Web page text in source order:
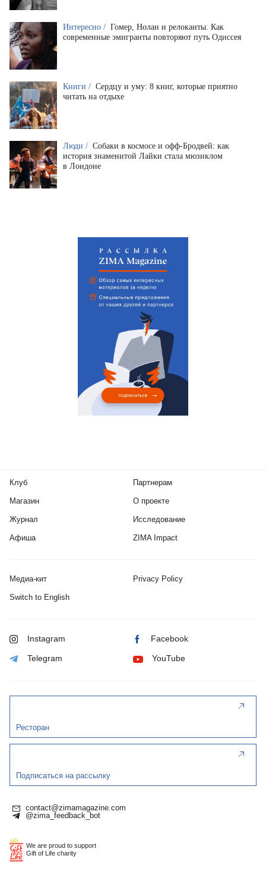
Интересно / Гомер, Нолан и релоканты. Как
современные эмигранты повторяют путь Одиссея
Книги / Сердцу и уму: 8 книг, которые приятно
читать на отдыхе
Люди / Собаки в космосе и офф-Бродвей: как
история знаменитой Лайки стала мюзиклом
в Лондоне
Клуб
Магазин
Журнал
Афиша
Партнерам
О проекте
Исследование
ZIMA Impact
Медиа-кит Privacy Policy
Switch to English
Instagram Facebook
Telegram YouTube
Ресторан
Подписаться на рассылку
contact@zimamagazine.com
@zima_feedback_bot
We are proud to support
Gift of Life charity